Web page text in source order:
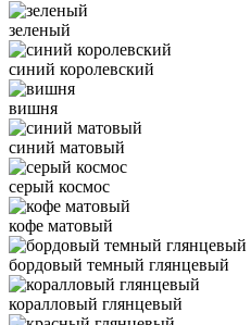
зеленый
синий королевский
вишня
синий матовый
серый космос
кофе матовый
бордовый темный глянцевый
коралловый глянцевый